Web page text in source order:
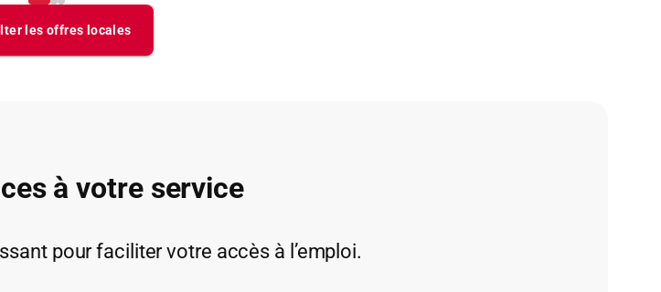
à votre service
pour faciliter votre accès à l’emploi.